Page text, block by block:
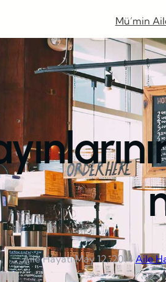
Mü’min
Aile Hayatı·May 12, 2014·Aile